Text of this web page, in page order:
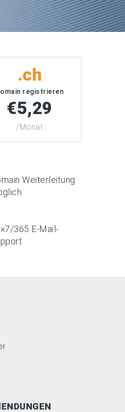
.ch
registrieren
€5,29
/Monat
Weiterleitung
365 E-Mail-